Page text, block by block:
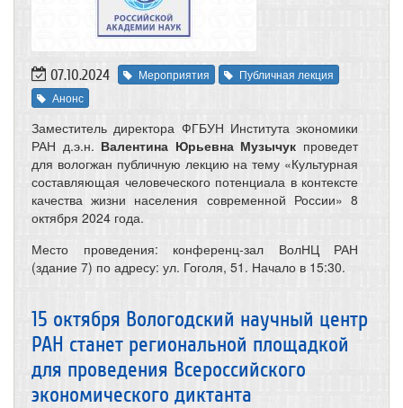
07.10.2024 Мероприятия
Публичная лекция
Анонс
Заместитель директора ФГБУН Института экономики
РАН д.э.н. Валентина Юрьевна Музычук проведет
для вологжан публичную лекцию на тему «Культурная
составляющая человеческого потенциала в контексте
качества жизни населения современной России» 8
октября 2024 года.
Место проведения: конференц-зал ВолНЦ РАН
(здание 7) по адресу: ул. Гоголя, 51. Начало в 15:30.
15 октября Вологодский научный центр
РАН станет региональной площадкой
для проведения Всероссийского
экономического диктанта